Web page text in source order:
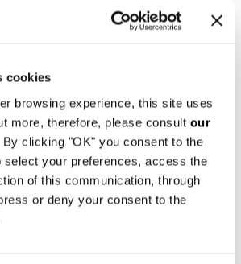
cookies
browsing experience, this site uses
more, therefore, please consult our
clicking "OK" you consent to the
select your preferences, access the
of this communication, through
or deny your consent to the